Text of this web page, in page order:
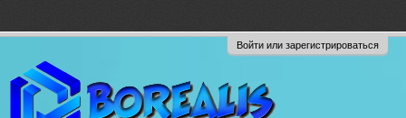
Войти или зарегистрироваться